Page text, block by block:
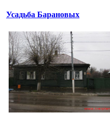
Усадьба Барановых